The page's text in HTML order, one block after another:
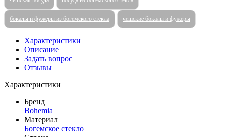
бокалы и фужеры из богемского стекла чешские бокалы и фужеры
Характеристики
Описание
Задать вопрос
Отзывы
Характеристики
Бренд
Bohemia
Материал
Богемское стекло